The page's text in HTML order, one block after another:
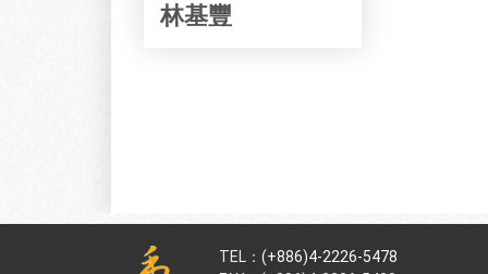
林基豐
TEL：(+886)4-2226-5478